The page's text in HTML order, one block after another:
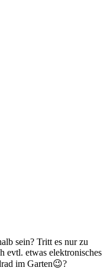
sein? Tritt es nur zu
evtl. etwas elektronisches
im Garten😉?